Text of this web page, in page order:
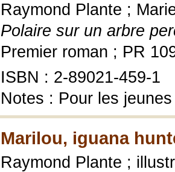
Raymond Plante ;
Polaire sur un arbre
Premier roman ; PR
ISBN : 2-89021-459-1
Notes : Pour les jeunes
Marilou, iguana
Raymond Plante ;